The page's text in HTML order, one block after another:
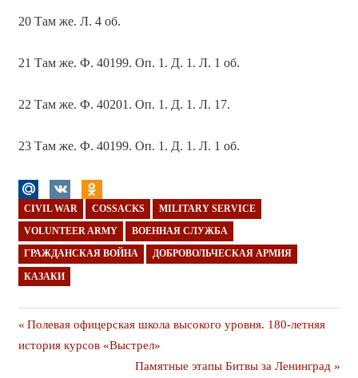
20 Там же. Л. 4 об.
21 Там же. Ф. 40199. Оп. 1. Д. 1. Л. 1 об.
22 Там же. Ф. 40201. Оп. 1. Д. 1. Л. 17.
23 Там же. Ф. 40199. Оп. 1. Д. 1. Л. 1 об.
CIVIL WAR COSSACKS MILITARY SERVICE
VOLUNTEER ARMY ВОЕННАЯ СЛУЖБА
ГРАЖДАНСКАЯ ВОЙНА ДОБРОВОЛЬЧЕСКАЯ АРМИЯ
КАЗАКИ
Навигация
Предыдущая
публикация
Полевая офицерская школа высокого уровня. 180-летняя
история курсов «Выстрел»
Следующая
Памятные этапы Битвы за Ленинград